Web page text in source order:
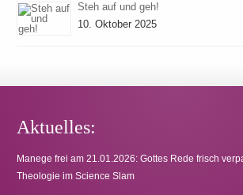
Steh auf und geh!
10. Oktober 2025
Aktuelles:
Manege frei am 21.01.2026: Gottes Rede frisch
Theologie im Science Slam